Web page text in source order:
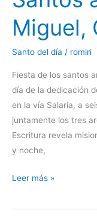
Miguel,
Santo del día / romiri
Fiesta de los santos
día de la dedicación
en la vía Salaria, a
juntamente los tres
Escritura revela
y noche,
Gabriel
y
Leer más »